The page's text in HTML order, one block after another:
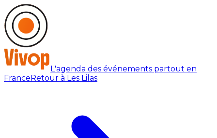
L'agenda des événements partout en
FranceRetour à Les Lilas